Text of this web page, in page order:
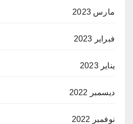
مارس 2023
فبراير 2023
يناير 2023
ديسمبر 2022
نوفمبر 2022